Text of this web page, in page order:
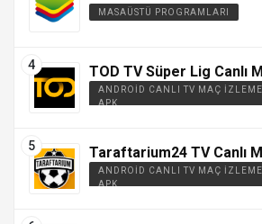
MASAÜSTÜ PROGRAMLARI
TOD TV Süper Lig Canlı
ANDROID CANLI TV MAÇ
APK
Taraftarium24 TV Canlı
ANDROID CANLI TV MAÇ
APK